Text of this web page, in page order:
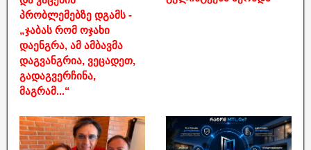
პრობლემებზე დგამს -
„ჯაბას რომ ოჯახი
დაენგრა, ამ ამბავმა
დაგვანგრია, ვეცადეთ,
გადაგვერჩინა,
მაგრამ...“